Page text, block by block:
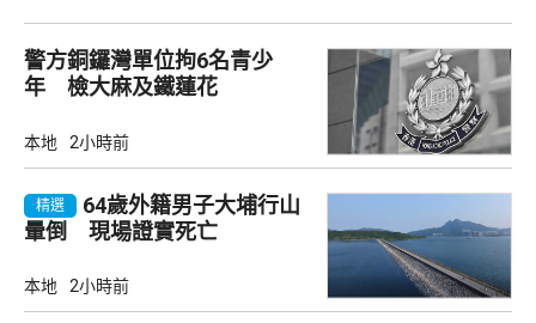
警方銅鑼灣單位拘6名青少
年 檢大麻及鐵蓮花
本地 2小時前
精選
64歲外籍男子大埔行山
暈倒 現場證實死亡
本地 2小時前